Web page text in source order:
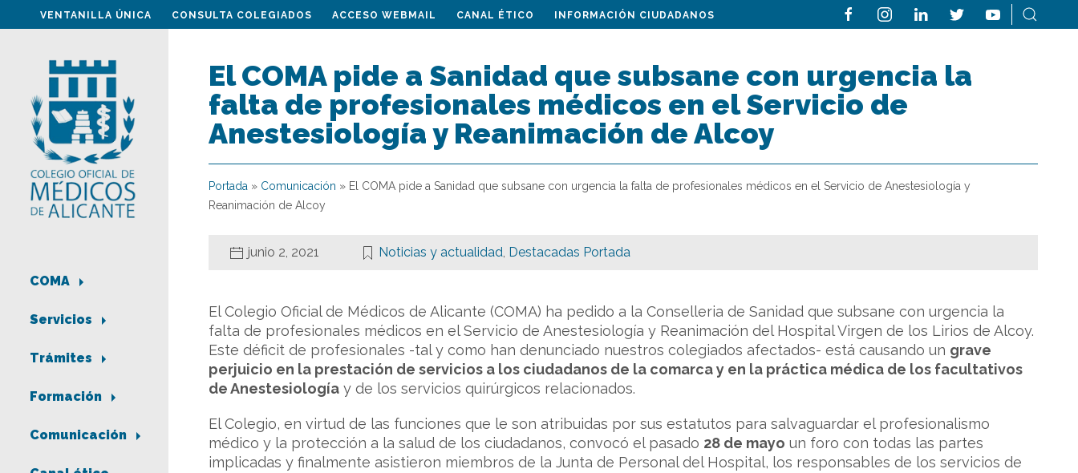
VENTANILLA ÚNICA CONSULTA COLEGIADOS ACCESO WEBMAIL CANAL ÉTICO INFORMACIÓN CIUDADANOS
COMA
Servicios
Trámites
Formación
Comunicación
El COMA pide a Sanidad que subsane con urgencia la
falta de profesionales médicos en el Servicio de
Anestesiología y Reanimación de Alcoy
Portada » Comunicación » El COMA pide a Sanidad que subsane con urgencia la falta de profesionales médicos en el Servicio de Anestesiología y
Reanimación de Alcoy
junio 2, 2021 Noticias y actualidad, Destacadas Portada
El Colegio Oficial de Médicos de Alicante (COMA) ha pedido a la Conselleria de Sanidad que subsane con urgencia la
falta de profesionales médicos en el Servicio de Anestesiología y Reanimación del Hospital Virgen de los Lirios de Alcoy.
Este déficit de profesionales -tal y como han denunciado nuestros colegiados afectados- está causando un grave
perjuicio en la prestación de servicios a los ciudadanos de la comarca y en la práctica médica de los facultativos
de Anestesiología y de los servicios quirúrgicos relacionados.
El Colegio, en virtud de las funciones que le son atribuidas por sus estatutos para salvaguardar el profesionalismo
médico y la protección a la salud de los ciudadanos, convocó el pasado 28 de mayo un foro con todas las partes
implicadas y finalmente asistieron miembros de la Junta de Personal del Hospital, los responsables de los servicios de